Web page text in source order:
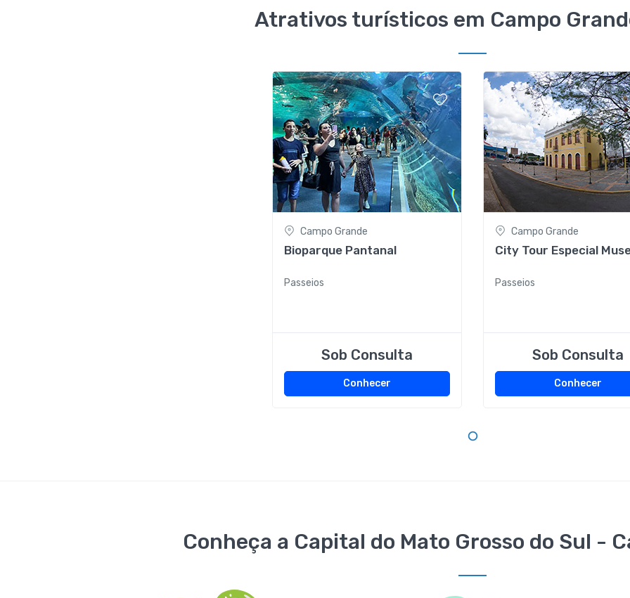
Atrativos turísticos em Campo
Campo Grande
Bioparque Pantanal
Passeios
Sob Consulta
Conhecer
Campo Grande
City Tour Especial
Passeios
Sob Consulta
Conhecer
Conheça a Capital do Mato Grosso do Sul -